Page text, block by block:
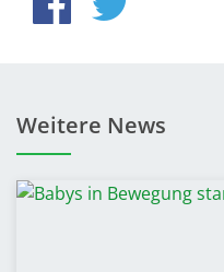
Weitere News